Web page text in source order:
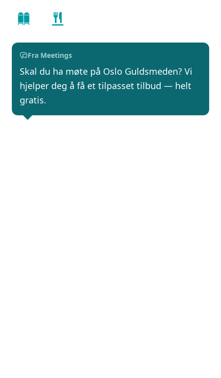
Fra Meetings
Skal du ha møte på Oslo Guldsmeden? Vi
hjelper deg å få et tilpasset tilbud — helt
gratis.